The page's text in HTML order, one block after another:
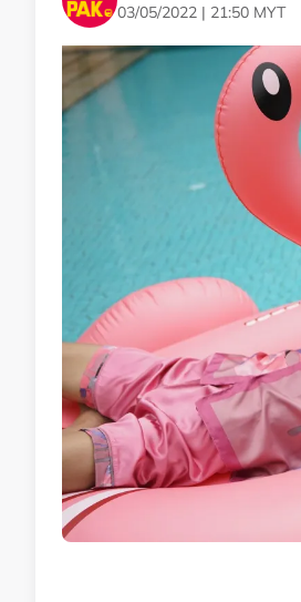
03/05/2022 | 21:50 MYT